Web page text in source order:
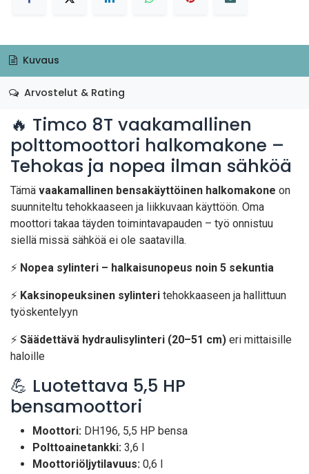
Kuvaus
Arvostelut & Rating
🔥 Timco 8T vaakamallinen
polttomoottori halkomakone –
Tehokas ja nopea ilman sähköä
Tämä vaakamallinen bensakäyttöinen halkomakone on
suunniteltu tehokkaaseen ja liikkuvaan käyttöön. Oma
moottori takaa täyden toimintavapauden – työ onnistuu
siellä missä sähköä ei ole saatavilla.
⚡ Nopea sylinteri – halkaisunopeus noin 5 sekuntia
⚡ Kaksinopeuksinen sylinteri tehokkaaseen ja hallittuun
työskentelyyn
⚡ Säädettävä hydraulisylinteri (20–51 cm) eri mittaisille
haloille
💪 Luotettava 5,5 HP
bensamoottori
Moottori: DH196, 5,5 HP bensa
Polttoainetankki: 3,6 l
Moottoriöljytilavuus: 0,6 l